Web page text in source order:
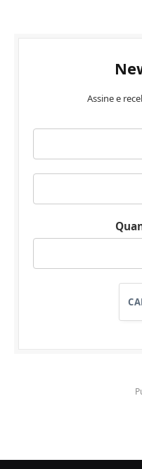
Assine e